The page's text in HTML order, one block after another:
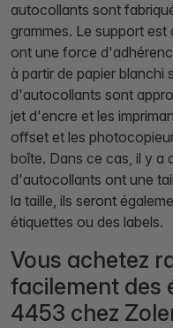
autocollants sont
grammes. Le support est
ont une force
à partir de papier blanchi
d'autocollants sont
jet d'encre et les
offset et les
boîte. Dans ce cas, il y a
d'autocollants ont une
la taille, ils seront
étiquettes ou des labels.
Vous achetez
facilement des
4453 chez